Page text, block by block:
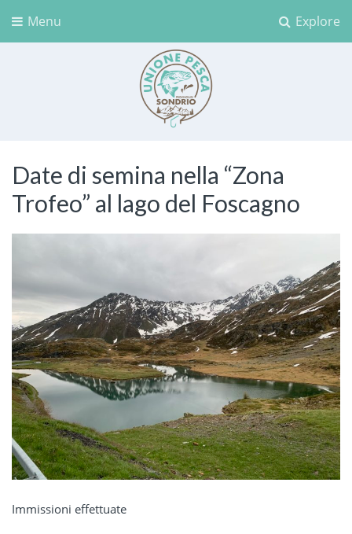
Explore
Menu
Date di semina nella “Zona
Trofeo” al lago del Foscagno
Immissioni effettuate